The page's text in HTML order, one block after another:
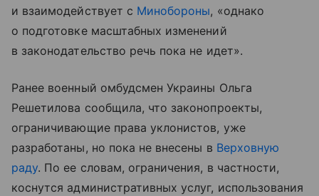
и взаимодействует с Минобороны, «однако
о подготовке масштабных изменений
в законодательство речь пока не идет».
Ранее военный омбудсмен Украины Ольга
Решетилова сообщила, что законопроекты,
ограничивающие права уклонистов, уже
разработаны, но пока не внесены в Верховную
раду. По ее словам, ограничения, в частности,
коснутся административных услуг, использования